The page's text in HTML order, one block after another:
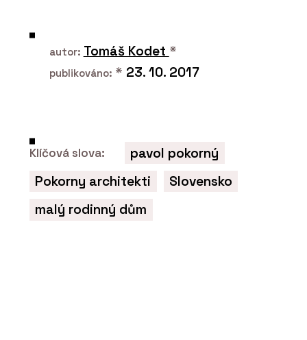
PRODUKTY
autor: Tomáš Kodet *
publikováno: * 23. 10. 2017
Klíčová slova:
pavol pokorný
Pokorny architekti
Slovensko
malý rodinný dům